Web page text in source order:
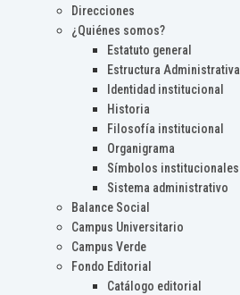
Direcciones
¿Quiénes somos?
Estatuto general
Estructura Administrativa
Identidad institucional
Historia
Filosofía institucional
Organigrama
Símbolos institucionales
Sistema administrativo
Balance Social
Campus Universitario
Campus Verde
Fondo Editorial
Catálogo editorial